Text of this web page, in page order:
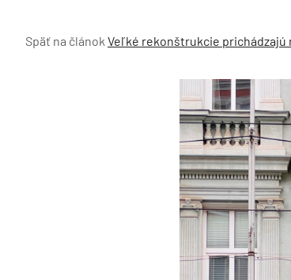
Späť na článok Veľké rekonštrukcie prichádzajú